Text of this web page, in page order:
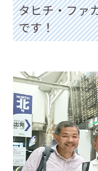
タヒチ・ファ
です！